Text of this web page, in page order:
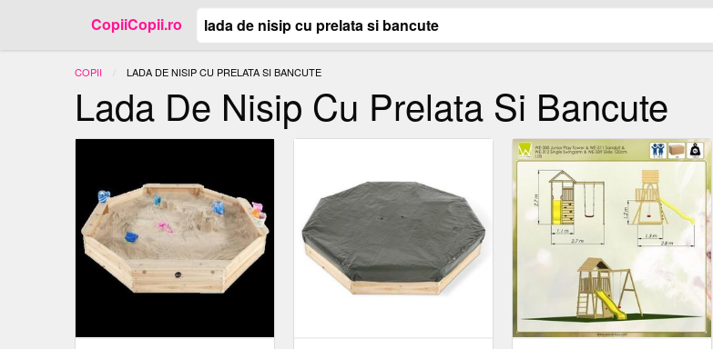
CopiiCopii.ro
COPII ACTUAL:
LADA DE NISIP CU PRELATA SI BANCUTE
Lada De Nisip Cu Prelata Si Bancute